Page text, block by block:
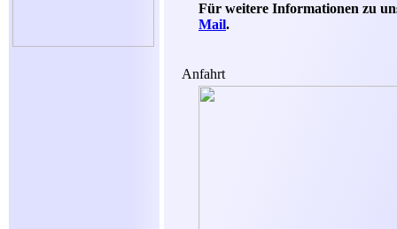
Für weitere Informationen zu
Mail.
Anfahrt